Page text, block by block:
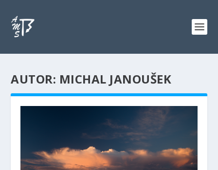
AUTOR: MICHAL JANOUŠEK